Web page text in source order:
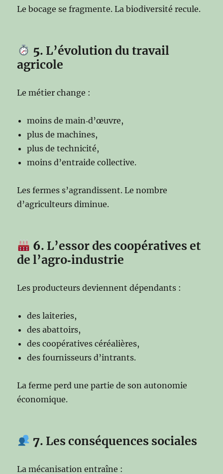
Le bocage se fragmente. La biodiversité recule.
5. L’évolution du travail
agricole
Le métier change :
moins de main‑d’œuvre,
plus de machines,
plus de technicité,
moins d’entraide collective.
Les fermes s’agrandissent. Le nombre
d’agriculteurs diminue.
6. L’essor des coopératives et
de l’agro‑industrie
Les producteurs deviennent dépendants :
des laiteries,
des abattoirs,
des coopératives céréalières,
des fournisseurs d’intrants.
La ferme perd une partie de son autonomie
économique.
7. Les conséquences sociales
La mécanisation entraîne :